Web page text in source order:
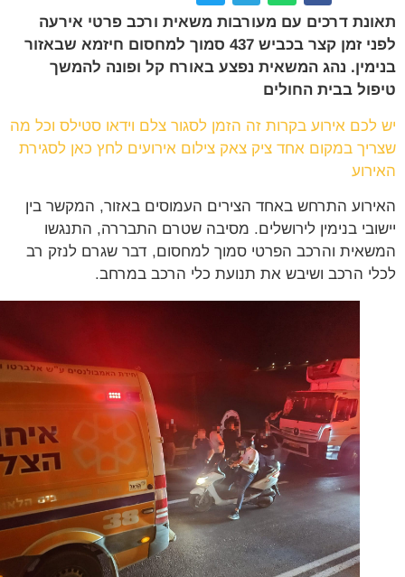
דרכים עם מעורבות משאית ורכב פרטי אירעה
לפני זמן קצר בכביש 437 סמוך למחסום חיזמא שבאזור
נהג המשאית נפצע באורח קל ופונה להמשך
בבית החולים
אירוע בקרות זה הזמן לסגור צלם וידאו סטילס וכל מה
במקום אחד ציק צאק צילום אירועים לחץ כאן לסגירת
התרחש באחד הצירים העמוסים באזור, המקשר בין
בנימין לירושלים. מסיבה שטרם התבררה, התנגשו
והרכב הפרטי סמוך למחסום, דבר שגרם לנזק רב
הרכב ושיבש את תנועת כלי הרכב במרחב.